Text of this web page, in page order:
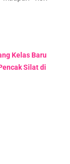
Kelas Baru
Silat di